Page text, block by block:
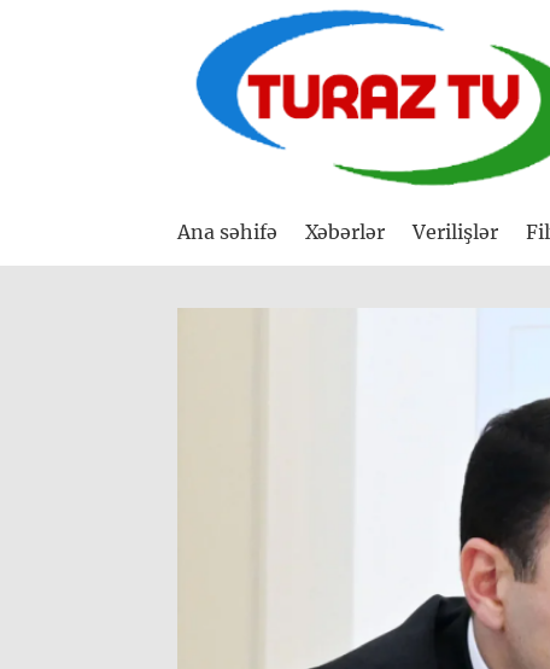
Ana səhifə Xəbərlər Verilişlər